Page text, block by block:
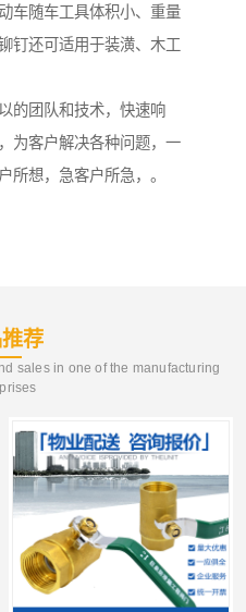
车随车工具体积小、重量
钉还可适用于装潢、木工
的团队和技术，快速响
为客户解决各种问题，一
所想，急客户所急，。
荐
sales in one of the manufacturing